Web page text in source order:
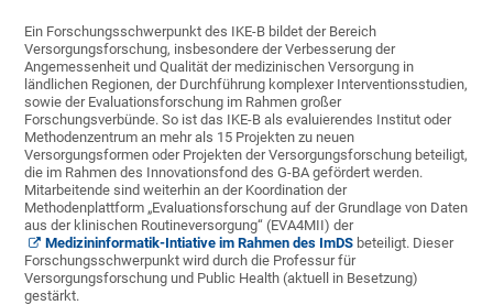
Ein Forschungsschwerpunkt des IKE-B bildet der Bereich
Versorgungsforschung, insbesondere der Verbesserung der
Angemessenheit und Qualität der medizinischen Versorgung in
ländlichen Regionen, der Durchführung komplexer Interventionsstudien,
sowie der Evaluationsforschung im Rahmen großer
Forschungsverbünde. So ist das IKE-B als evaluierendes Institut oder
Methodenzentrum an mehr als 15 Projekten zu neuen
Versorgungsformen oder Projekten der Versorgungsforschung beteiligt,
die im Rahmen des Innovationsfond des G-BA gefördert werden.
Mitarbeitende sind weiterhin an der Koordination der
Methodenplattform „Evaluationsforschung auf der Grundlage von Daten
aus der klinischen Routineversorgung“ (EVA4MII) der
Medizininformatik-Intiative im Rahmen des ImDS beteiligt. Dieser
Forschungsschwerpunkt wird durch die Professur für
Versorgungsforschung und Public Health (aktuell in Besetzung)
gestärkt.